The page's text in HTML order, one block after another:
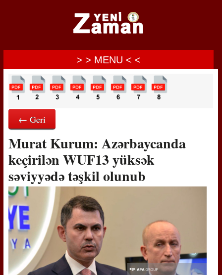
> > MENU < <
← Geri
Murat Kurum: Azərbaycanda
keçirilən WUF13 yüksək
səviyyədə təşkil olunub